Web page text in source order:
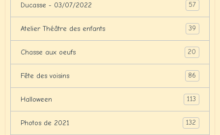
Ducasse - 03/07/2022 57
Atelier Théâtre des enfants 39
Chasse aux oeufs 20
Fête des voisins 86
Halloween 113
Photos de 2021 132